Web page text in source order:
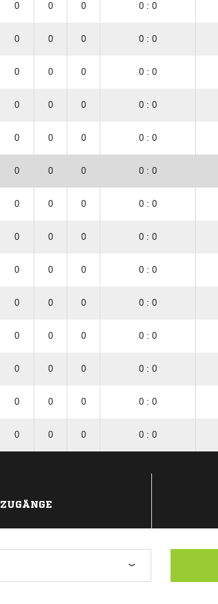
0 0 0 0 : 0
0 0 0 0 : 0
0 0 0 0 : 0
0 0 0 0 : 0
0 0 0 0 : 0
0 0 0 0 : 0
0 0 0 0 : 0
0 0 0 0 : 0
0 0 0 0 : 0
0 0 0 0 : 0
0 0 0 0 : 0
0 0 0 0 : 0
0 0 0 0 : 0
0 0 0 0 : 0